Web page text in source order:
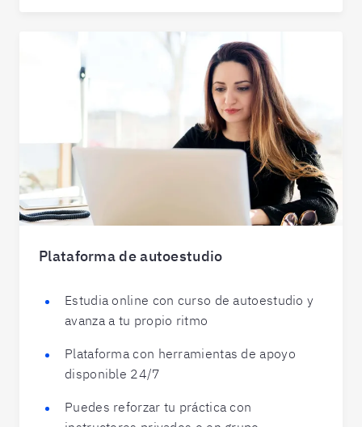
Plataforma de autoestudio
Estudia online con curso de autoestudio y
avanza a tu propio ritmo
Plataforma con herramientas de apoyo
disponible 24/7
Puedes reforzar tu práctica con